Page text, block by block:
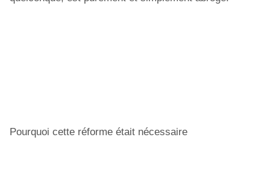
Pourquoi cette réforme était nécessaire